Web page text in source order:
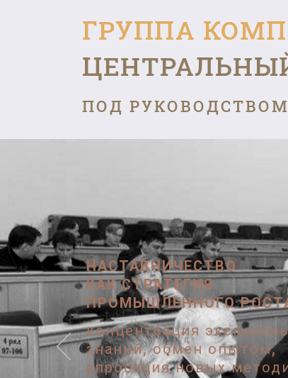
ГРУППА
ПОД РУКОВОДСТВОМ
НАСТАВНИЧЕСТВО
КАК СТРАТЕГИЯ
ПРОМЫШЛЕННОГО
концентрация
знаний, обмен опытом,
апробация новых